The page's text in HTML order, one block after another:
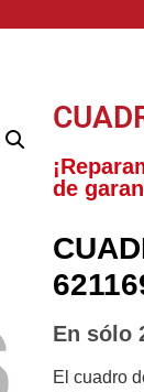
de
En sólo
El cuadro